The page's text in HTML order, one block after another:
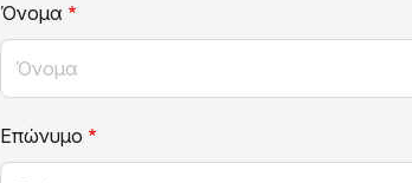
Όνομα
Επώνυμο